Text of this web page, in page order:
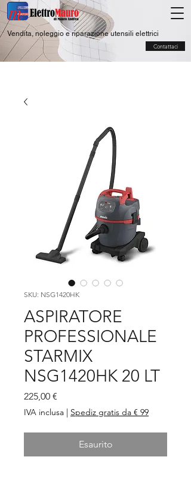
Vendita, noleggio e riparazione utensili elettrici
Contattaci
SKU: NSG1420HK
ASPIRATORE
PROFESSIONALE
STARMIX
NSG1420HK 20 LT
225,00 €
IVA inclusa | Spediz gratis da € 99
Esaurito